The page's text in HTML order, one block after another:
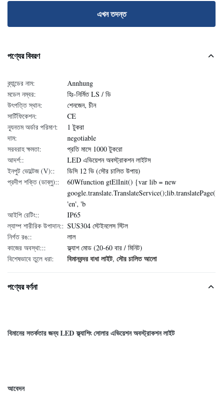
এখন তদন্ত
পণ্যের বিবরণ
ব্র্যান্ডের নাম:
Annhung
মডেল নম্বর:
হিঃ-নির্মিত LS / ডি
উৎপত্তি স্থান:
শেনজেন, চীন
সার্টিফিকেশন:
CE
ন্যূনতম অর্ডার পরিমাণ:
1 টুকরা
দাম:
negotiable
সরবরাহ ক্ষমতা:
প্রতি মাসে 1000 টুকরো
আদর্শ::
LED এভিয়েশন অবস্ট্রাকশন লাইটস
ইনপুট ভোল্টেজ (V)::
ডিসি 12 ভি (সৌর চালিত উপায়)
প্রদীপ শক্তি (ডাব্লু)::
60Wfunction gtElInit() {var lib = new
google.translate.TranslateService();lib.translatePage(
'en', 'b
আইপি রেটিং::
IP65
ল্যাম্প শারীরিক উপাদান:: SUS304 স্টেইনলেস স্টিল
নির্গত রঙ::
লাল
কাজের অবস্থা:::
ফ্ল্যাশ মোড (20-60 বার / মিনিট)
বিশেষভাবে তুলে ধরা:
বিমানবন্দর বাধা লাইট, সৌর চালিত আলো
পণ্যের বর্ণনা
বিমানের সতর্কতার জন্য LED ফ্ল্যাশিং সোলার এভিয়েশন অবস্ট্রাকশন লাইট
আবেদন